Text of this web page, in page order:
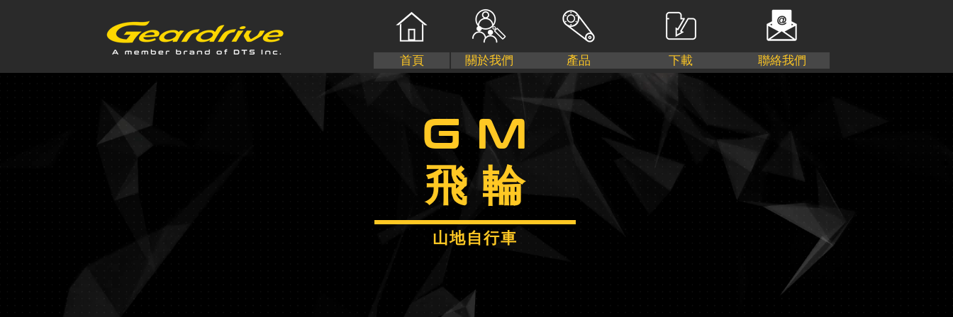
首頁 關於我們 產品 下載 聯絡我們
G M
飛 輪
山地自行車